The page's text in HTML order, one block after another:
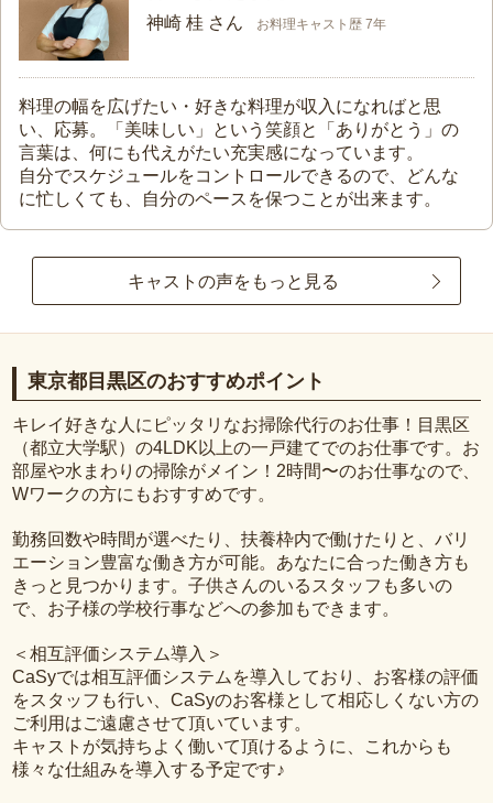
神崎 桂 さん お料理キャスト歴 7年
料理の幅を広げたい・好きな料理が収入になればと思
い、応募。「美味しい」という笑顔と「ありがとう」の
言葉は、何にも代えがたい充実感になっています。
自分でスケジュールをコントロールできるので、どんな
に忙しくても、自分のペースを保つことが出来ます。
キャストの声をもっと見る
東京都目黒区のおすすめポイント
キレイ好きな人にピッタリなお掃除代行のお仕事！目黒区
（都立大学駅）の4LDK以上の一戸建てでのお仕事です。お
部屋や水まわりの掃除がメイン！2時間〜のお仕事なので、
Wワークの方にもおすすめです。
勤務回数や時間が選べたり、扶養枠内で働けたりと、バリ
エーション豊富な働き方が可能。あなたに合った働き方も
きっと見つかります。子供さんのいるスタッフも多いの
で、お子様の学校行事などへの参加もできます。
＜相互評価システム導入＞
CaSyでは相互評価システムを導入しており、お客様の評価
をスタッフも行い、CaSyのお客様として相応しくない方の
ご利用はご遠慮させて頂いています。
キャストが気持ちよく働いて頂けるように、これからも
様々な仕組みを導入する予定です♪